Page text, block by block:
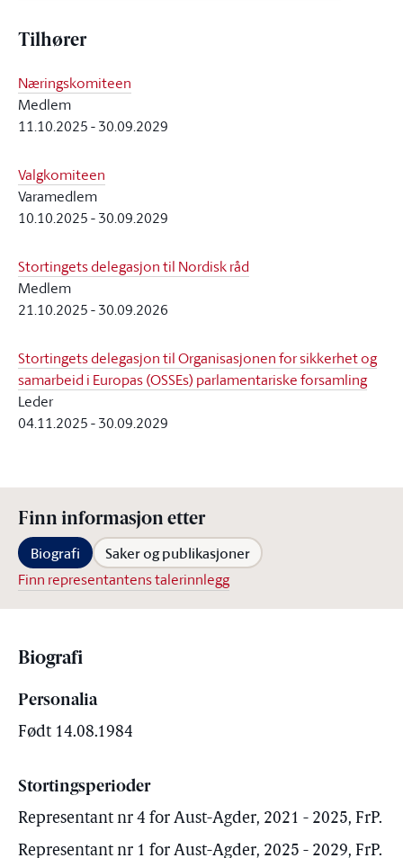
Tilhører
Næringskomiteen
Medlem
11.10.2025-30.09.2029
Valgkomiteen
Varamedlem
10.10.2025-30.09.2029
Stortingets delegasjon til Nordisk råd
Medlem
21.10.2025-30.09.2026
Stortingets delegasjon til Organisasjonen for sikkerhet og
samarbeid i Europas (OSSEs) parlamentariske forsamling
Leder
04.11.2025-30.09.2029
Finn informasjon etter
Biografi Saker og publikasjoner
Finn representantens talerinnlegg
Biografi
Personalia
Født 14.08.1984
Stortingsperioder
Representant nr 4 for Aust-Agder, 2021 - 2025, FrP.
Representant nr 1 for Aust-Agder, 2025 - 2029, FrP.